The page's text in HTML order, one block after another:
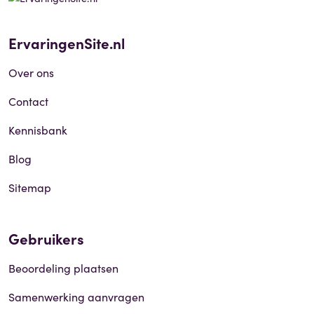
ErvaringenSite.nl
Over ons
Contact
Kennisbank
Blog
Sitemap
Gebruikers
Beoordeling plaatsen
Samenwerking aanvragen